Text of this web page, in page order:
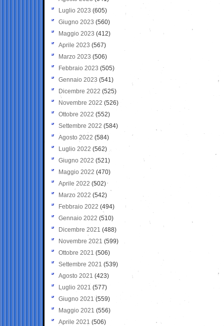
Luglio 2023 (605)
Giugno 2023 (560)
Maggio 2023 (412)
Aprile 2023 (567)
Marzo 2023 (506)
Febbraio 2023 (505)
Gennaio 2023 (541)
Dicembre 2022 (525)
Novembre 2022 (526)
Ottobre 2022 (552)
Settembre 2022 (584)
Agosto 2022 (584)
Luglio 2022 (562)
Giugno 2022 (521)
Maggio 2022 (470)
Aprile 2022 (502)
Marzo 2022 (542)
Febbraio 2022 (494)
Gennaio 2022 (510)
Dicembre 2021 (488)
Novembre 2021 (599)
Ottobre 2021 (506)
Settembre 2021 (539)
Agosto 2021 (423)
Luglio 2021 (577)
Giugno 2021(559)
Maggio 2021 (556)
Aprile 2021 (506)